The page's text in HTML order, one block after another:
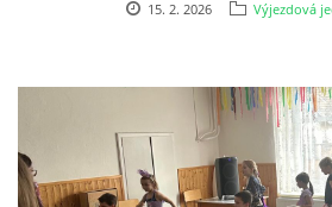
15. 2. 2026 Výjezdová